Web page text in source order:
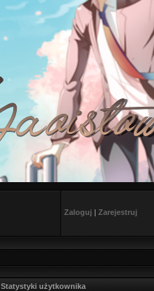
Zaloguj | Zarejestruj
Statystyki użytkownika